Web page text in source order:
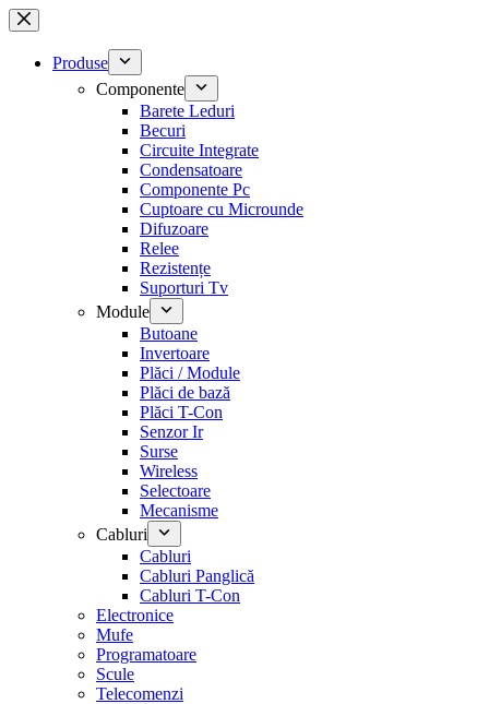
Sari
la
conținutProduse
Componente
Barete Leduri
Becuri
Circuite Integrate
Condensatoare
Componente Pc
Cuptoare cu Microunde
Difuzoare
Relee
Rezistențe
Suporturi Tv
Module
Butoane
Invertoare
Plăci / Module
Plăci de bază
Plăci T-Con
Senzor Ir
Surse
Wireless
Selectoare
Mecanisme
Cabluri
Cabluri
Cabluri Panglică
Cabluri T-Con
Electronice
Mufe
Programatoare
Scule
Telecomenzi